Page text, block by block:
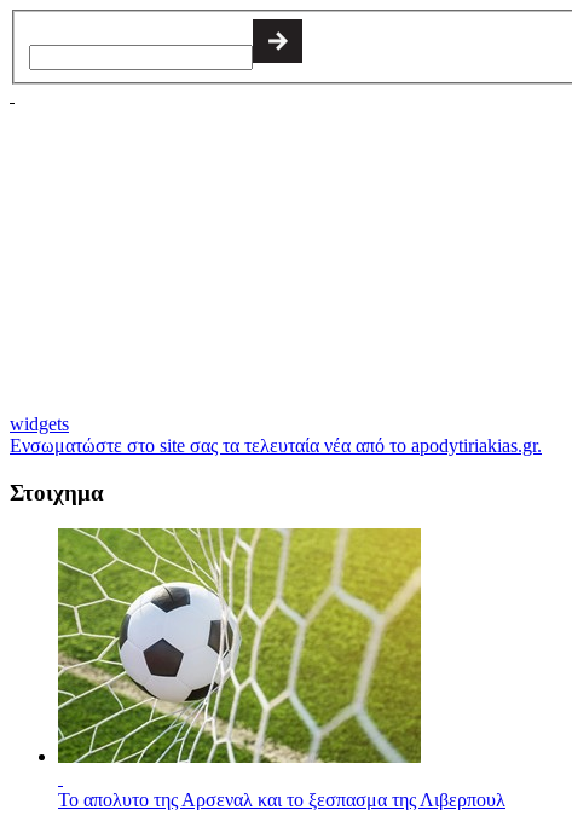
widgets
Ενσωματώστε στο site σας τα τελευταία νέα από το apodytiriakias.gr.
Στοιχημα
Το απολυτο της Αρσεναλ και το ξεσπασμα της Λιβερπουλ